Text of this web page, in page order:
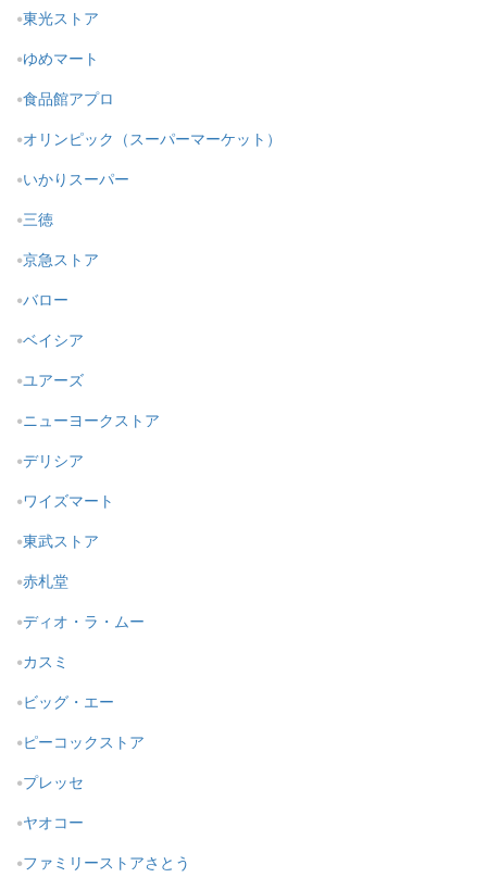
東光ストア
ゆめマート
食品館アプロ
オリンピック（スーパーマーケット）
いかりスーパー
三徳
京急ストア
バロー
ベイシア
ユアーズ
ニューヨークストア
デリシア
ワイズマート
東武ストア
赤札堂
ディオ・ラ・ムー
カスミ
ビッグ・エー
ピーコックストア
プレッセ
ヤオコー
ファミリーストアさとう